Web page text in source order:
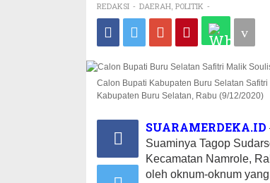
REDAKSI - DAERAH POLITIK -
Calon Bupati Kabupaten Buru Selatan
Kabupaten Buru Selatan, Rabu (9/12/2020)
SUARAMERDEKA.ID
Suaminya Tagop
Kecamatan Namrole,
oleh oknum-oknum